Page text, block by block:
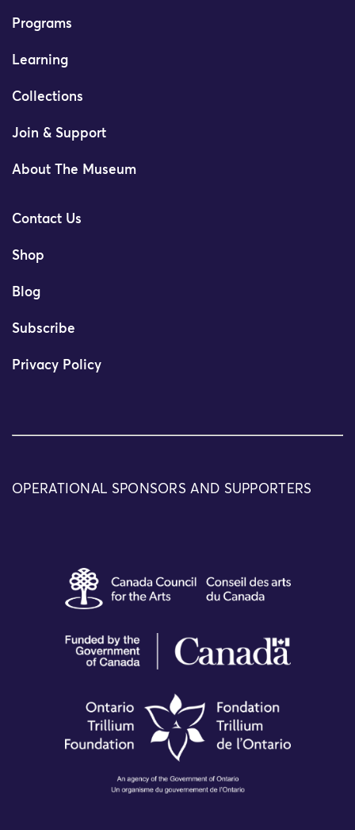
Programs
Learning
Collections
Join & Support
About The Museum
Contact Us
Shop
Blog
Subscribe
Privacy Policy
OPERATIONAL SPONSORS AND SUPPORTERS